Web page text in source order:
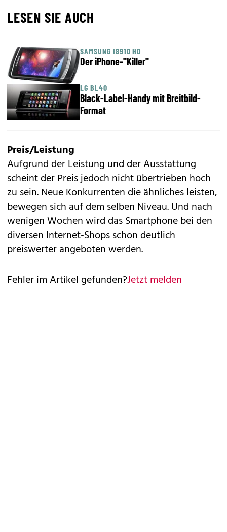
LESEN SIE AUCH
SAMSUNG I8910 HD
Der iPhone-"Killer"
LG BL40
Black-Label-Handy mit Breitbild-
Format
Preis/Leistung
Aufgrund der Leistung und der Ausstattung
scheint der Preis jedoch nicht übertrieben hoch
zu sein. Neue Konkurrenten die ähnliches leisten,
bewegen sich auf dem selben Niveau. Und nach
wenigen Wochen wird das Smartphone bei den
diversen Internet-Shops schon deutlich
preiswerter angeboten werden.
Fehler im Artikel gefunden?Jetzt melden